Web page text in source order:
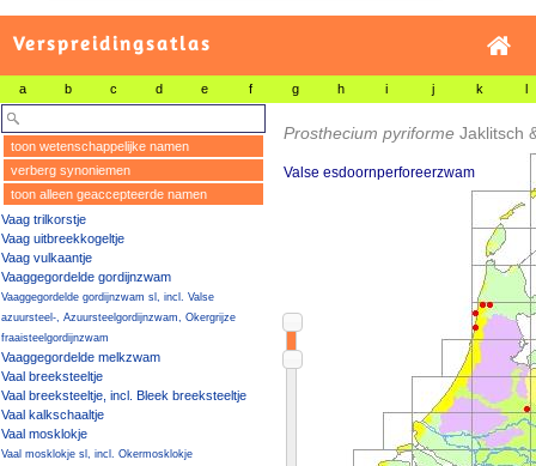
Verspreidingsatlas
a b c d e f g h i j k l
toon wetenschappelijke namen
verberg synoniemen
toon alleen geaccepteerde namen
Vaag trilkorstje
Vaag uitbreekkogeltje
Vaag vulkaantje
Vaaggegordelde gordijnzwam
Vaaggegordelde gordijnzwam sl, incl. Valse
azuursteel-, Azuursteelgordijnzwam, Okergrijze
fraaisteelgordijnzwam
Vaaggegordelde melkzwam
Vaal breeksteeltje
Vaal breeksteeltje, incl. Bleek breeksteeltje
Vaal kalkschaaltje
Vaal mosklokje
Vaal mosklokje sl, incl. Okermosklokje
Prosthecium pyriforme Jaklitsch
Valse esdoornperforeerzwam